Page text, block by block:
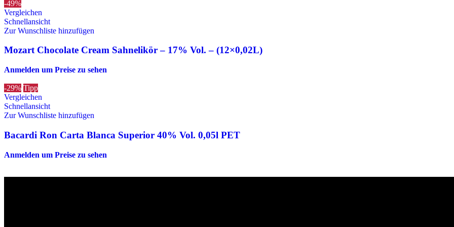
-49%
Vergleichen
Schnellansicht
Zur Wunschliste hinzufügen
Mozart Chocolate Cream Sahnelikör – 17% Vol. – (12×0,02L)
Anmelden um Preise zu sehen
-29% Tipp
Vergleichen
Schnellansicht
Zur Wunschliste hinzufügen
Bacardi Ron Carta Blanca Superior 40% Vol. 0,05l PET
Anmelden um Preise zu sehen